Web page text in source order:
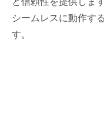
シームレスに動作す
す。